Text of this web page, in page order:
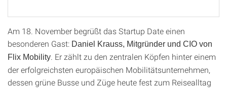
Am 18. November begrüßt das Startup Date einen
besonderen Gast: Daniel Krauss, Mitgründer und CIO von
Flix Mobility . Er zählt zu den zentralen Köpfen hinter einem
der erfolgreichsten europäischen Mobilitätsunternehmen,
dessen grüne Busse und Züge heute fest zum Reisealltag